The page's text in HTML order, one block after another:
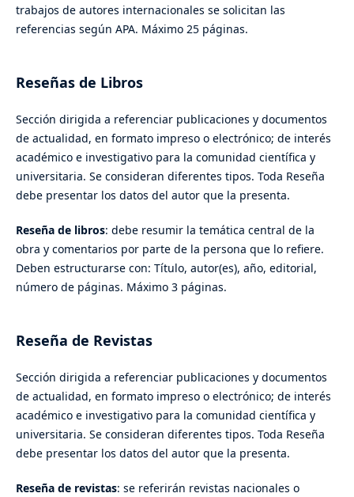
trabajos de autores internacionales se solicitan las
referencias según APA. Máximo 25 páginas.
Reseñas de Libros
Sección dirigida a referenciar publicaciones y documentos
de actualidad, en formato impreso o electrónico; de interés
académico e investigativo para la comunidad científica y
universitaria. Se consideran diferentes tipos. Toda Reseña
debe presentar los datos del autor que la presenta.
Reseña de libros: debe resumir la temática central de la
obra y comentarios por parte de la persona que lo refiere.
Deben estructurarse con: Título, autor(es), año, editorial,
número de páginas. Máximo 3 páginas.
Reseña de Revistas
Sección dirigida a referenciar publicaciones y documentos
de actualidad, en formato impreso o electrónico; de interés
académico e investigativo para la comunidad científica y
universitaria. Se consideran diferentes tipos. Toda Reseña
debe presentar los datos del autor que la presenta.
Reseña de revistas: se referirán revistas nacionales o